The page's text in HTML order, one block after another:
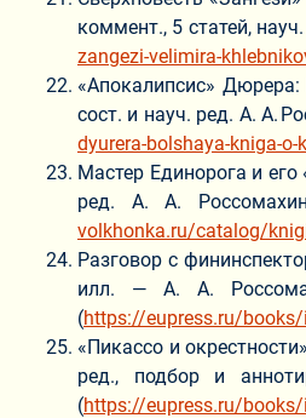
коммент., 5 статей,
zangezi-velimira-
«Апокалипсис»
cост. и науч. ред. А. А.
dyurera-bolshaya-kniga-o-
Мастер Единорога и
ред. А. А.
volkhonka.ru/catalog/
Разговор с
илл. — А. А.
(https://eupress.ru/
«Пикассо и
ред., подбор и
(https://eupress.ru/